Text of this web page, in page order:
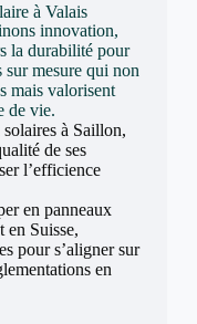
à Valais
innovation,
la durabilité pour
mesure qui non
mais valorisent
de vie.
à Saillon,
de ses
l’efficience
en panneaux
en Suisse,
pour s’aligner sur
en